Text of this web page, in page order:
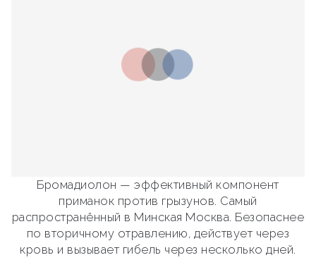
Бромадиолон — эффективный компонент
приманок против грызунов. Самый
распространённый в Минская Москва. Безопаснее
по вторичному отравлению, действует через
кровь и вызывает гибель через несколько дней.